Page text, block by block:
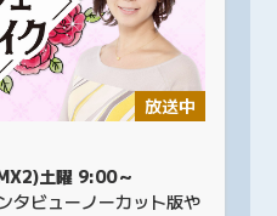
放送中
土曜 9:00～
タビューノーカット版や